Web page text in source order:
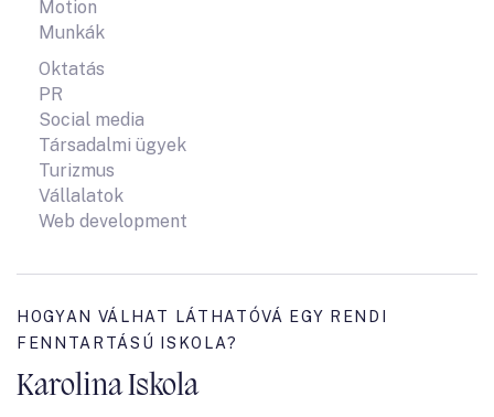
Motion
Munkák
Oktatás
PR
Social media
Társadalmi ügyek
Turizmus
Vállalatok
Web development
HOGYAN VÁLHAT LÁTHATÓVÁ EGY RENDI
FENNTARTÁSÚ ISKOLA?
Karolina Iskola